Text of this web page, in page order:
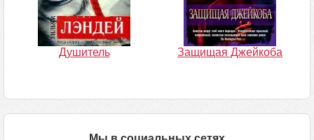
Душитель Защищая Джейкоба